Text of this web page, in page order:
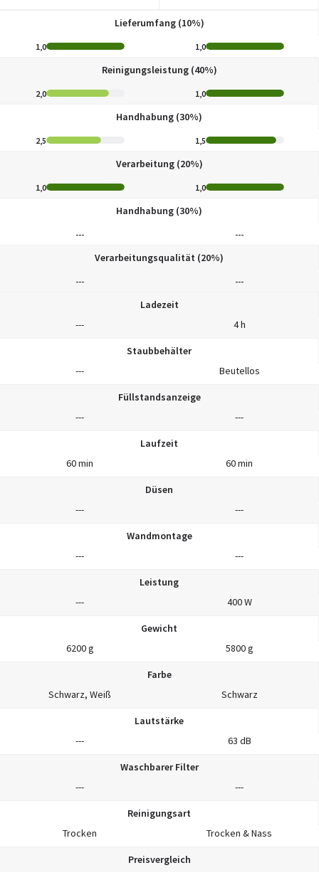
Lieferumfang (10%)
1,0 1,0
Reinigungsleistung (40%)
2,0 1,0
Handhabung (30%)
2,5 1,5
Verarbeitung (20%)
1,0 1,0
Handhabung (30%)
--- ---
Verarbeitungsqualität (20%)
--- ---
Ladezeit
---
4 h
Staubbehälter
---
Beutellos
Füllstandsanzeige
---
---
Laufzeit
60 min
60 min
Düsen
---
---
Wandmontage
---
---
Leistung
---
400 W
Gewicht
6200 g
5800 g
Farbe
Schwarz, Weiß
Schwarz
Lautstärke
---
63 dB
Waschbarer Filter
---
---
Reinigungsart
Trocken
Trocken & Nass
Preisvergleich